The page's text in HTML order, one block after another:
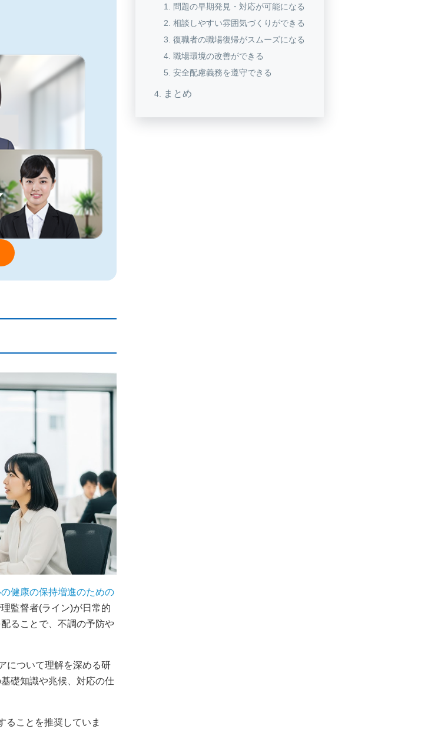
健康の保持増進のための
監督者(ライン)が日常的
ることで、不調の予防や
について理解を深める研
礎知識や兆候、対応の仕
ることを推奨していま
問題の早期発見・対応が可能になる
相談しやすい雰囲気づくりができる
復職者の職場復帰がスムーズになる
職場環境の改善ができる
安全配慮義務を遵守できる
まとめ